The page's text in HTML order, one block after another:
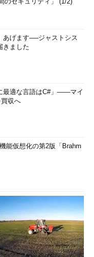
あげます──ジャストシス
きました
最適な言語はC#」――マイ
収へ
能仮想化の第2版「Brahm